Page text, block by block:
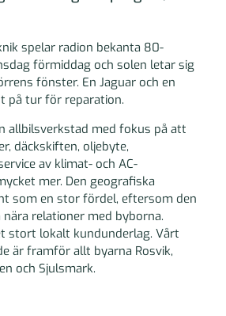
spelar radion bekanta 80-
förmiddag och solen letar sig
fönster. En Jaguar och en
på tur för reparation.
allbilsverkstad med fokus på att
däckskiften, oljebyte,
av klimat- och AC-
mer. Den geografiska
som en stor fördel, eftersom den
relationer med byborna.
stort lokalt kundunderlag. Vårt
är framför allt byarna Rosvik,
och Sjulsmark.